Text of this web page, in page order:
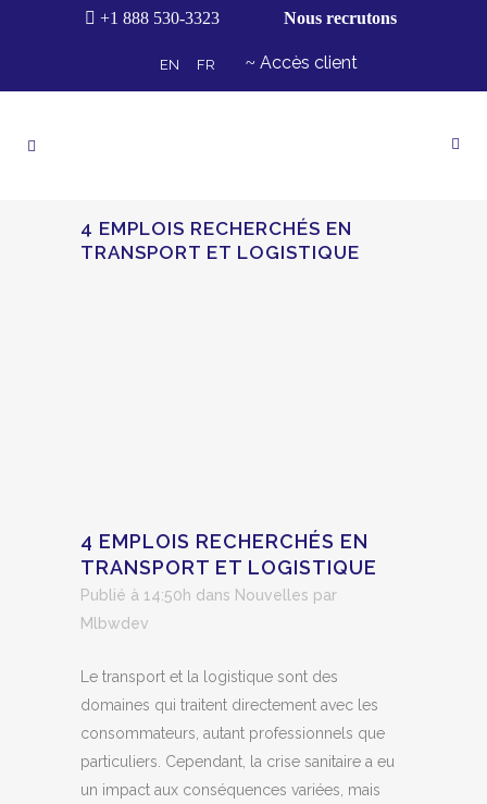
+1 888 530-3323 Nous recrutons
EN FR Accès client
4 EMPLOIS RECHERCHÉS EN
TRANSPORT ET LOGISTIQUE
4 EMPLOIS RECHERCHÉS EN
TRANSPORT ET LOGISTIQUE
Publié à 14:50h dans Nouvelles par
Mlbwdev
Le transport et la logistique sont des
domaines qui traitent directement avec les
consommateurs, autant professionnels que
particuliers. Cependant, la crise sanitaire a eu
un impact aux conséquences variées, mais